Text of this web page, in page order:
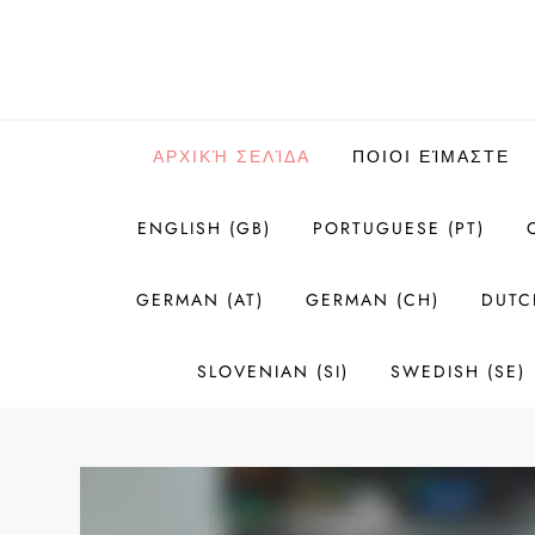
ΑΡΧΙΚΉ ΣΕΛΊΔΑ ΠΟΙΟΙ ΕΊΜΑΣΤΕ
ENGLISH (GB) PORTUGUESE (PT)
GERMAN (AT) GERMAN (CH)
SLOVENIAN (SI) SWEDISH (SE)